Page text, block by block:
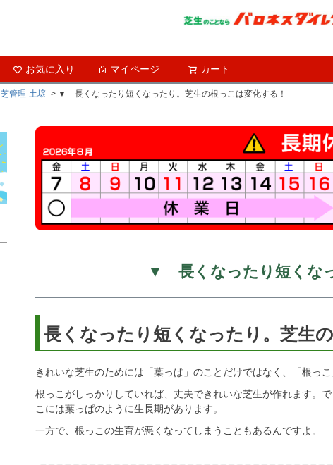
お気に入り マイページ カート
芝管理-土壌- ▼ 長くなったり短くなったり。芝生の根っこは変化する！
▼ 長くなったり短くな
長くなったり短くなったり。芝生
きれいな芝生のためには「葉っぱ」のことだけではなく、「根っこ
根っこがしっかりしていれば、丈夫できれいな芝生が作れます。
こには葉っぱのように生長期があります。
一方で、根っこの生育が悪くなってしまうこともあるんですよ。